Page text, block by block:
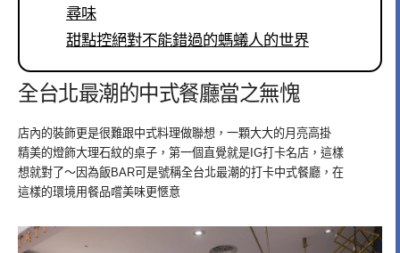
尋味
甜點控絕對不能錯過的螞蟻人的世界
全台北最潮的中式餐廳當之無愧
店內的裝飾更是很難跟中式料理做聯想，一顆大大的月亮高掛
精美的燈飾大理石紋的桌子，第一個直覺就是IG打卡名店，這樣
想就對了～因為飯BAR可是號稱全台北最潮的打卡中式餐廳，在
這樣的環境用餐品嚐美味更愜意